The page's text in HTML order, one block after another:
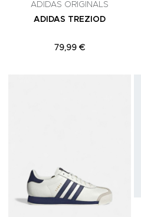
ADIDAS ORIGINALS
ADIDAS TREZIOD
79,99 €